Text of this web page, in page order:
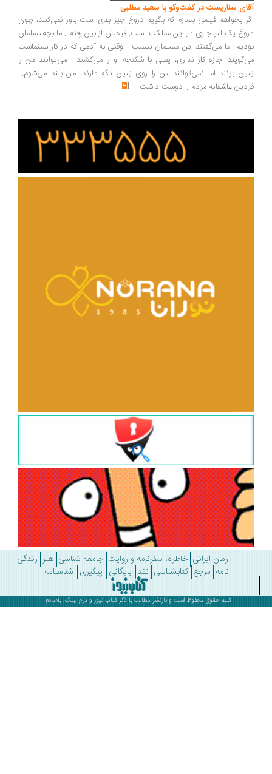
سناریست در گفت‌وگو با سعید مطلبی
بخواهم فیلمی بسازم که بگویم دروغ چیز بدی است باور نمی‌کنند، چون
یک امر جاری در این مملکت است. قبحش از بین رفته... ما بچه‌مسلمان
اما می‌گفتند این مسلمان نیست... وقتی به آدمی که در کار سینماست
اجازه کار نداری، یعنی با شکنجه او را می‌کشند... می‌توانند من را
بزنند اما نمی‌توانند من را روی زمین نگه دارند، من بلند می‌شوم...
عاشقانه مردم را دوست داشت ...
رمان ایرانی خاطره، سفرنامه و روایت جامعه شناسی هنر زندگی
مرجع کتابشناسی نقد بایگانی پیگیری شناسنامه
کلیه حقوق محفوظ است و بازنشر مطالب با ذکرکتاب نیوزو درج لینک، بلامانع .